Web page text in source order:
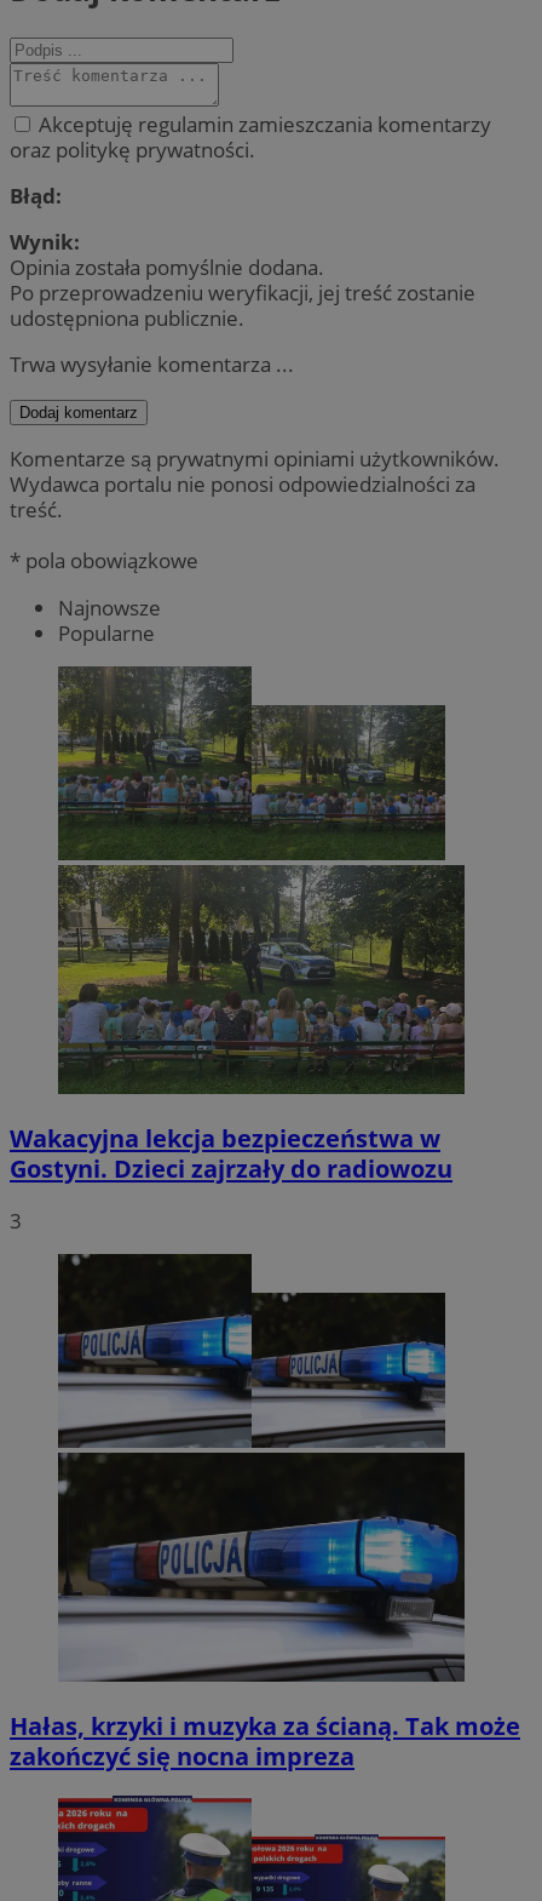
Akceptuję regulamin zamieszczania komentarzy
oraz politykę prywatności.
Błąd:
Wynik:
Opinia została pomyślnie dodana.
Po przeprowadzeniu weryfikacji, jej treść zostanie
udostępniona publicznie.
Trwa wysyłanie komentarza ...
Dodaj komentarz
Komentarze są prywatnymi opiniami użytkowników.
Wydawca portalu nie ponosi odpowiedzialności za
treść.
* pola obowiązkowe
Najnowsze
Popularne
Wakacyjna lekcja bezpieczeństwa w
Gostyni. Dzieci zajrzały do radiowozu
3
Hałas, krzyki i muzyka za ścianą. Tak może
zakończyć się nocna impreza